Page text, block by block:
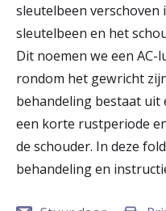
Uw bezoek
Spoed
Translate
sleutelbeen
sleutelbeen en het
Dit noemen we een AC-
rondom het gewricht
behandeling bestaat uit
een korte rustperiode
de schouder. In deze
behandeling en